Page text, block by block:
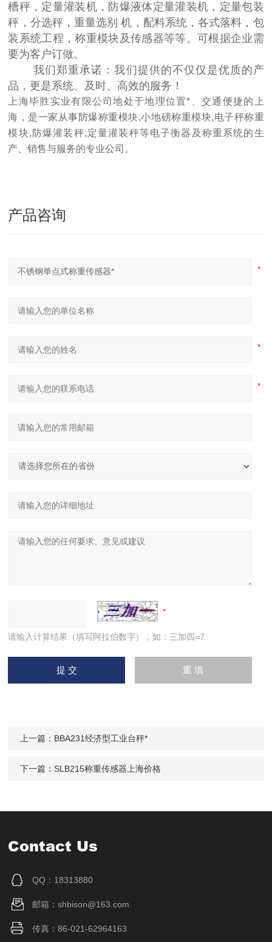
槽秤，定量灌装机，防爆液体定量灌装机，定量包装
秤，分选秤，重量选别 机，配料系统，各式落料，包
装系统工程，称重模块及传感器等等。可根据企业需
要为客户订做。
我们郑重承诺：我们提供的不仅仅是优质的产
品，更是系统、及时、高效的服务！
上海毕胜实业有限公司地处于地理位置*、交通便捷的上
海，是一家从事防爆称重模块,小地磅称重模块,电子秤称重
模块,防爆灌装秤,定量灌装秤等电子衡器及称重系统的生
产、销售与服务的专业公司。
产品咨询
请输入计算结果（填写阿拉伯数字），如：三加四=7
上一篇： BBA231经济型工业台秤*
下一篇： SLB215称重传感器上海价格
Contact Us
QQ：18313880
邮箱：shbison@163.com
传真：86-021-62964163